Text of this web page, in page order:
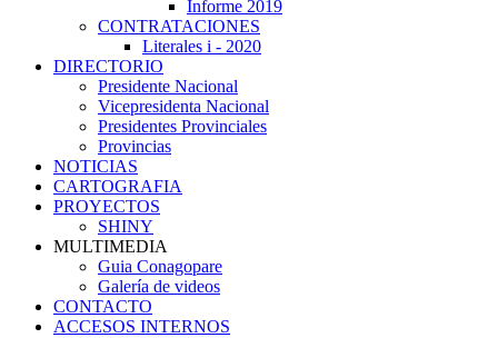
Informe 2019
CONTRATACIONES
Literales i - 2020
DIRECTORIO
Presidente Nacional
Vicepresidenta Nacional
Presidentes Provinciales
Provincias
NOTICIAS
CARTOGRAFIA
PROYECTOS
SHINY
MULTIMEDIA
Guia Conagopare
Galería de videos
CONTACTO
ACCESOS INTERNOS